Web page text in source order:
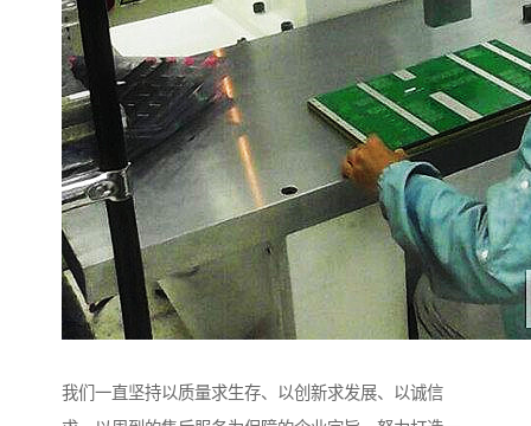
我们一直坚持以质量求生存、以创新求发展、以诚信